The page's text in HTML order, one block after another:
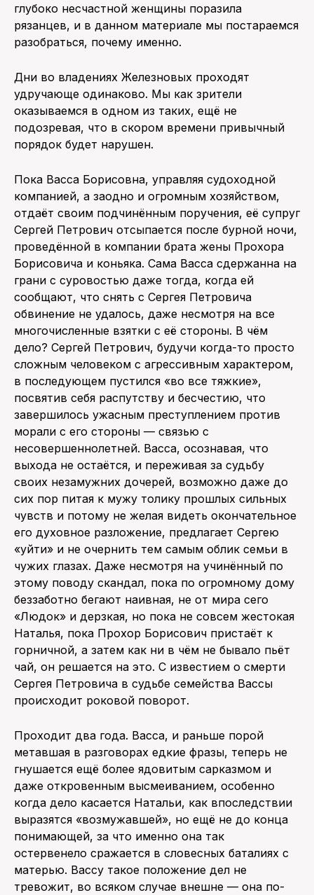
глубоко несчастной женщины поразила
рязанцев, и в данном материале мы постараемся
разобраться, почему именно.
Дни во владениях Железновых проходят
удручающе одинаково. Мы как зрители
оказываемся в одном из таких, ещё не
подозревая, что в скором времени привычный
порядок будет нарушен.
Пока Васса Борисовна, управляя судоходной
компанией, а заодно и огромным хозяйством,
отдаёт своим подчинённым поручения, её супруг
Сергей Петрович отсыпается после бурной ночи,
проведённой в компании брата жены Прохора
Борисовича и коньяка. Сама Васса сдержанна на
грани с суровостью даже тогда, когда ей
сообщают, что снять с Сергея Петровича
обвинение не удалось, даже несмотря на все
многочисленные взятки с её стороны. В чём
дело? Сергей Петрович, будучи когда-то просто
сложным человеком с агрессивным характером,
в последующем пустился «во все тяжкие»,
посвятив себя распутству и бесчестию, что
завершилось ужасным преступлением против
морали с его стороны — связью с
несовершеннолетней. Васса, осознавая, что
выхода не остаётся, и переживая за судьбу
своих незамужних дочерей, возможно даже до
сих пор питая к мужу толику прошлых сильных
чувств и потому не желая видеть окончательное
его духовное разложение, предлагает Сергею
«уйти» и не очернить тем самым облик семьи в
чужих глазах. Даже несмотря на учинённый по
этому поводу скандал, пока по огромному дому
беззаботно бегают наивная, не от мира сего
«Людок» и дерзкая, но пока не совсем жестокая
Наталья, пока Прохор Борисович пристаёт к
горничной, а затем как ни в чём не бывало пьёт
чай, он решается на это. С известием о смерти
Сергея Петровича в судьбе семейства Вассы
происходит роковой поворот.
Проходит два года. Васса, и раньше порой
метавшая в разговорах едкие фразы, теперь не
гнушается ещё более ядовитым сарказмом и
даже откровенным высмеиванием, особенно
когда дело касается Натальи, как впоследствии
выразятся «возмужавшей», но ещё не до конца
понимающей, за что именно она так
остервенело сражается в словесных баталиях с
матерью. Вассу такое положение дел не
тревожит, во всяком случае внешне — она по-